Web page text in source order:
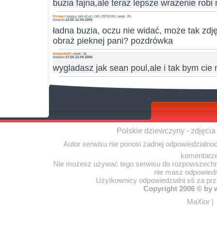
buzia fajna,ale teraz lepsze wrazenie
Strong | topguy (at) o2.pl | GG: 2876199 | wiek: 35
dodano:22:00 22.09.2005
ładna buzia, oczu nie widać, może tak
obraż pieknej pani? pozdrówka
leonardo69 | wiek: 36
dodano:17:25 22.09.2005
wygladasz jak sean poul,ale i tak bym cie
Polskie dziewczyny -
Autor serwisu nie ponosi żadnej
Nie możesz używać tego serwisu do
nie masz
Użytkownicy odpowiedzialni sš za
Copyright 2006 © by
MaXior |